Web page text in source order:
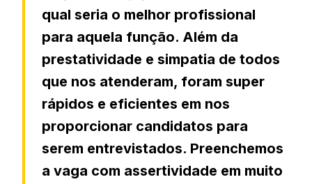
qual seria o melhor profissional
para aquela função. Além da
prestatividade e simpatia de todos
que nos atenderam, foram super
rápidos e eficientes em nos
proporcionar candidatos para
serem entrevistados. Preenchemos
a vaga com assertividade em muito